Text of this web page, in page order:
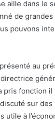
aille dans le
de
pouvons
au
pris fonction il
sur
utile à